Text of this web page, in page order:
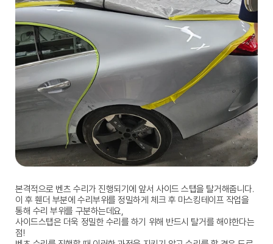
본격적으로 벤츠 수리가 진행되기에 앞서 사이드 스탭을 탈거해줍니다.
이 후 휀더 부분에 수리부위를 정밀하게 체크 후 마스킹테이프 작업을
통해 수리 부위를 구분하는데요,
사이드스탭은 더욱 정밀한 수리를 하기 위해 반드시 탈거를 해야한다는
점!